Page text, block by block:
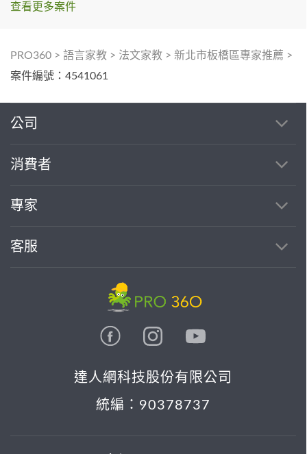
查看更多案件
PRO360 > 語言家教 > 法文家教 > 新北市板橋區專家推薦 >
案件編號：4541061
公司
消費者
專家
客服
達人網科技股份有限公司
統編：90378737